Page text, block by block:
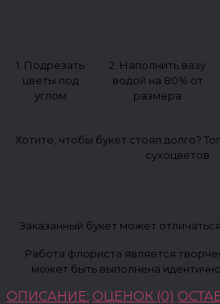
1. Подрезать
цветы под
углом
2. Наполнить вазу
водой на 80% от
размера
Хотите, чтобы букет стоял долго?
сухоцветов
Заказанный букет может
Работа флориста является
может быть выполнена
ОПИСАНИЕ: ОЦЕНОК (0)